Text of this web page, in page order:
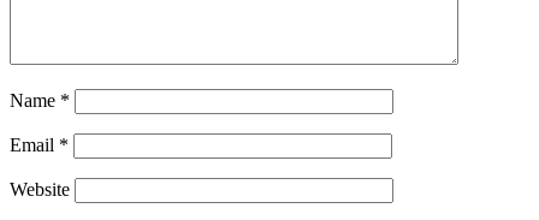
Name *
Email *
Website